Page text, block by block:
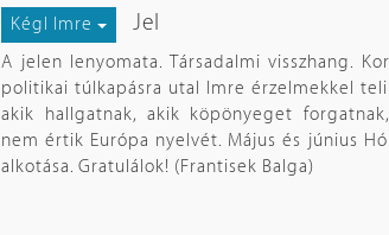
Kégl Imre Jel
A jelen lenyomata. Társadalmi visszhang.
politikai túlkapásra utal Imre érzelmekkel
akik hallgatnak, akik köpönyeget
nem értik Európa nyelvét. Május és június
alkotása. Gratulálok! (Frantisek Balga)